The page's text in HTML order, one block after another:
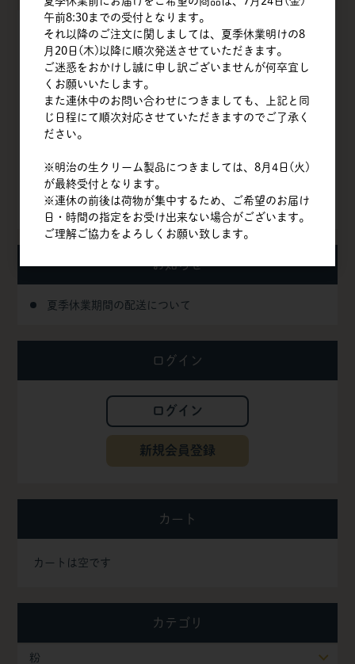
TOP
会社概要
商品一覧
クイックオーダー
よくある質問
お問い合わせ
お知らせ
夏季休業期間の配送について
ログイン
ログイン
新規会員登録
カート
カートは空です
カテゴリ
粉
午前8:30までの受付となります。
それ以降のご注文に関しましては、夏季休業明けの8
月20日(木)以降に順次発送させていただきます。
ご迷惑をおかけし誠に申し訳ございませんが何卒宜し
くお願いいたします。
また連休中のお問い合わせにつきましても、上記と同
じ日程にて順次対応させていただきますのでご了承く
ださい。
※明治の生クリーム製品につきましては、8月4日(火)
が最終受付となります。
※連休の前後は荷物が集中するため、ご希望のお届け
日・時間の指定をお受け出来ない場合がございます。
ご理解ご協力をよろしくお願い致します。